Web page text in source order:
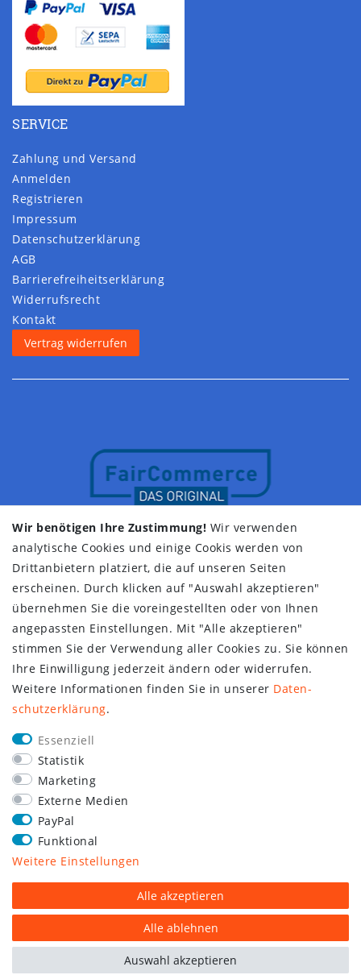
SERVICE
Zahlung und Versand
Anmelden
Registrieren
Impressum
Daten­schutz­erklärung
AGB
Barrierefreiheitserklärung
Widerrufs­recht
Kontakt
Vertrag widerrufen
Wir benötigen Ihre Zustimmung! Wir verwenden
analytische Cookies und einige Cookis werden von
Drittanbietern platziert, die auf unseren Seiten
erscheinen. Durch klicken auf "Auswahl akzeptieren"
übernehmen Sie die voreingestellten oder von Ihnen
angepassten Einstellungen. Mit "Alle akzeptieren"
stimmen Sie der Verwendung aller Cookies zu. Sie können
Ihre Einwilligung jederzeit ändern oder widerrufen.
Weitere Informationen finden Sie in unserer Daten­
schutz­erklärung.
Essenziell
Statistik
Marketing
Externe Medien
PayPal
Funktional
Weitere Einstellungen
Alle akzeptieren
Alle ablehnen
Auswahl akzeptieren
Plenty Lions